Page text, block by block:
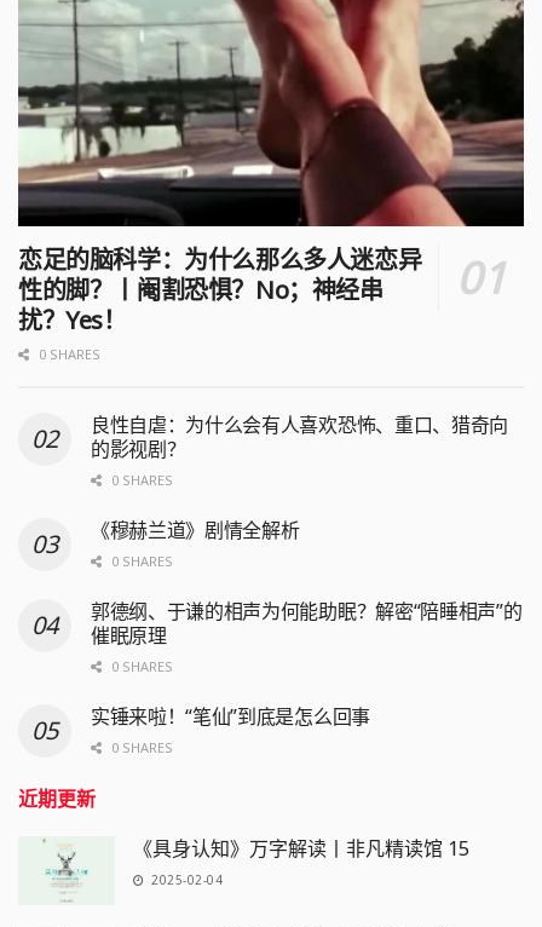
恋足的脑科学：为什么那么多人迷恋异
性的脚？丨阉割恐惧？No；神经串
扰？Yes！
0 SHARES
良性自虐：为什么会有人喜欢恐怖、重口、猎奇向
的影视剧？
0 SHARES
《穆赫兰道》剧情全解析
0 SHARES
郭德纲、于谦的相声为何能助眠？解密“陪睡相声”的
催眠原理
0 SHARES
实锤来啦！“笔仙”到底是怎么回事
0 SHARES
近期更新
《具身认知》万字解读丨非凡精读馆 15
2025-02-04